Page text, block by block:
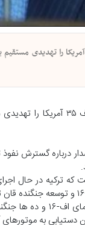
ایرانیان جهان - تل آویو تلاش‌ آنکارا برای
ایرانیان جهان - تل آویو تلاش‌
درباره گسترش
که ترکیه در حال